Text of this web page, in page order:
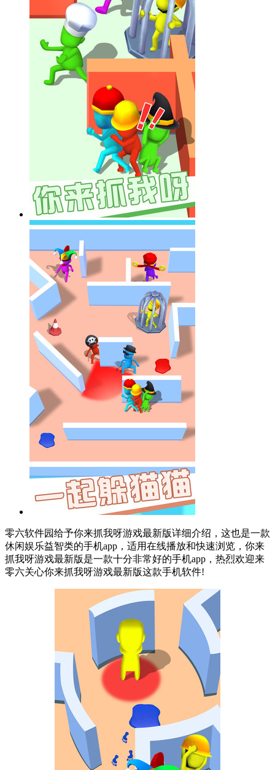
零六软件园给予你来抓我呀游戏最新版详细介绍，这也是一款
休闲娱乐益智类的手机app，适用在线播放和快速浏览，你来
抓我呀游戏最新版是一款十分非常好的手机app，热烈欢迎来
零六关心你来抓我呀游戏最新版这款手机软件!